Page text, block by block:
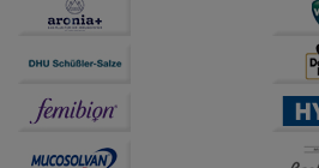
unserer Website sammeln, mit
Website weiter für Sie optimieren
auf unserer Website aber auch
Drittseiten möglichst relevant für
Bitte beachten Sie, dass Daten
Dritte wie z.B. Google oder